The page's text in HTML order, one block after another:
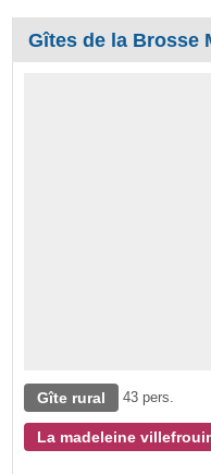
Gîtes de la Brosse
Gîte rural 43 pers.
La madeleine